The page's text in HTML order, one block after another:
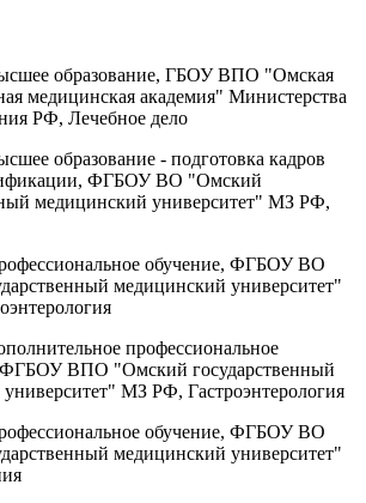
образование, ГБОУ ВПО "Омская
медицинская академия" Министерства
РФ, Лечебное дело
образование - подготовка кадров
ФГБОУ ВО "Омский
медицинский университет" МЗ РФ,
обучение, ФГБОУ ВО
медицинский университет"
профессиональное
ФГБОУ ВПО "Омский государственный
МЗ РФ, Гастроэнтерология
обучение, ФГБОУ ВО
медицинский университет"